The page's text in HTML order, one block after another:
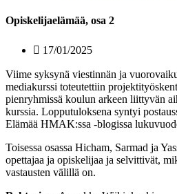
Opiskelijaelämää, osa 2
17/01/2025
Viime syksynä viestinnän ja
mediakurssi toteutettiin
pienryhmissä koulun arkeen liittyvän
kurssia. Lopputuloksena syntyi
Elämää HMAK:ssa -blogissa
Toisessa osassa Hicham, Sarmad ja
opettajaa ja opiskelijaa ja selvittivät,
vastausten välillä on.